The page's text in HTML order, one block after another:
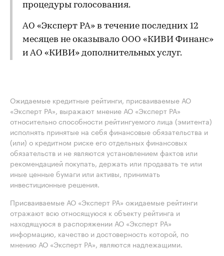
процедуры голосования.
АО «Эксперт РА» в течение последних 12
месяцев не оказывало ООО «КИВИ Финанс»
и АО «КИВИ» дополнительных услуг.
Ожидаемые кредитные рейтинги, присваиваемые АО
«Эксперт РА», выражают мнение АО «Эксперт РА»
относительно способности рейтингуемого лица (эмитента)
исполнять принятые на себя финансовые обязательства и
(или) о кредитном риске его отдельных финансовых
обязательств и не являются установлением фактов или
рекомендацией покупать, держать или продавать те или
иные ценные бумаги или активы, принимать
инвестиционные решения.
Присваиваемые АО «Эксперт РА» ожидаемые рейтинги
отражают всю относящуюся к объекту рейтинга и
находящуюся в распоряжении АО «Эксперт РА»
информацию, качество и достоверность которой, по
мнению АО «Эксперт РА», являются надлежащими.